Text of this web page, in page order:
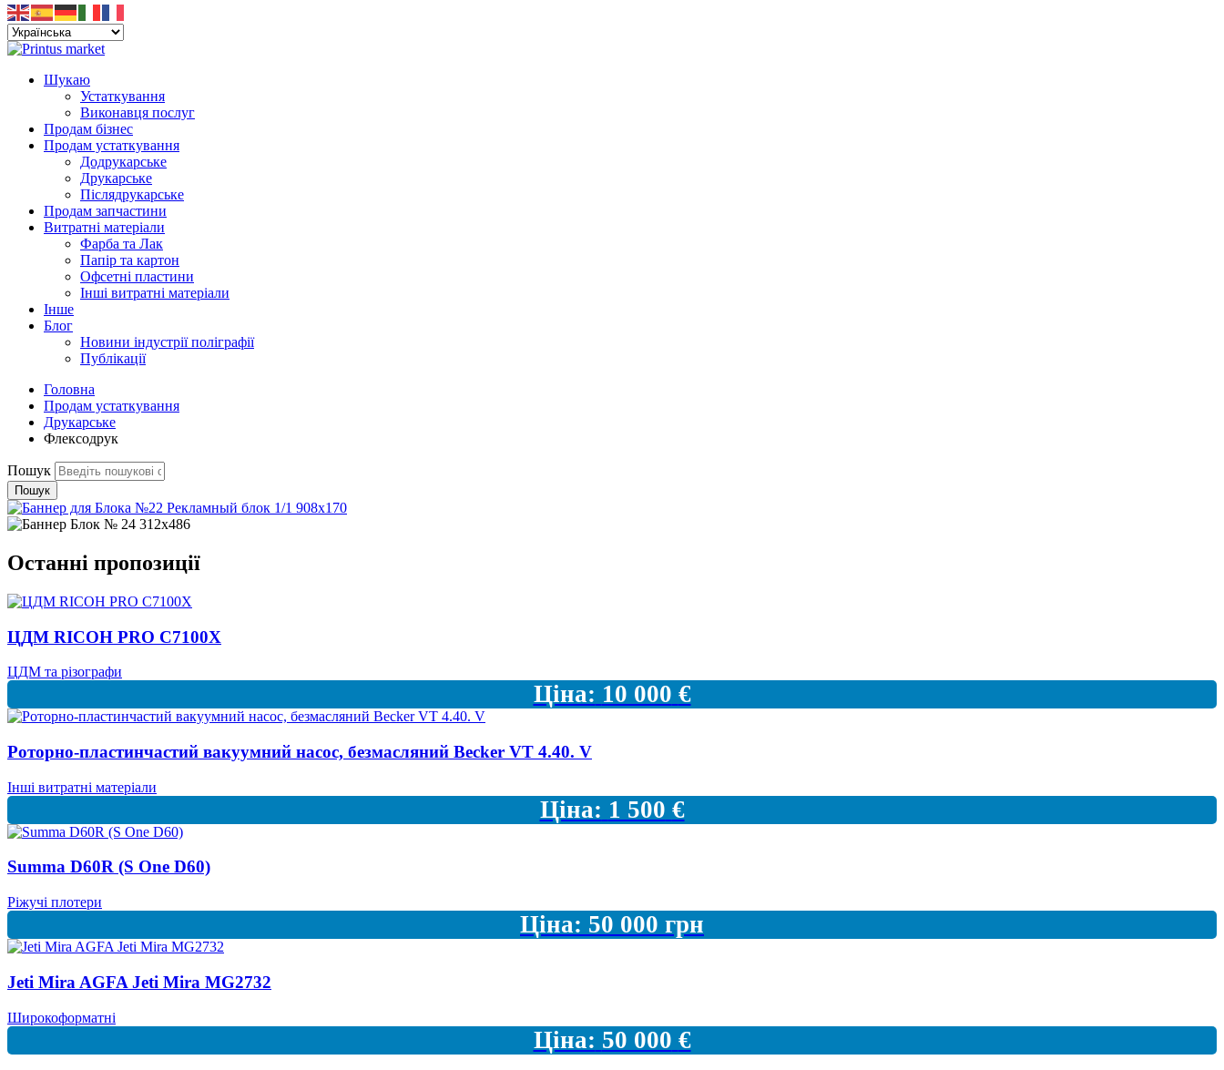
Шукаю
Устаткування
Виконавця послуг
Продам бізнес
Продам устаткування
Додрукарське
Друкарське
Післядрукарське
Продам запчастини
Витратні матеріали
Фарба та Лак
Папір та картон
Офсетні пластини
Інші витратні матеріали
Інше
Блог
Новини індустрії поліграфії
Публікації
Головна
Продам устаткування
Друкарське
Флексодрук
Пошук
Пошук
Останні пропозиції
ЦДМ RICOH PRO C7100X
ЦДМ та різографи
Ціна: 10 000 €
Роторно-пластинчастий вакуумний насос, безмасляний Becker VT 4.40. V
Інші витратні матеріали
Ціна: 1 500 €
Summa D60R (S One D60)
Ріжучі плотери
Ціна: 50 000 грн
Jeti Mira AGFA Jeti Mira MG2732
Широкоформатні
Ціна: 50 000 €